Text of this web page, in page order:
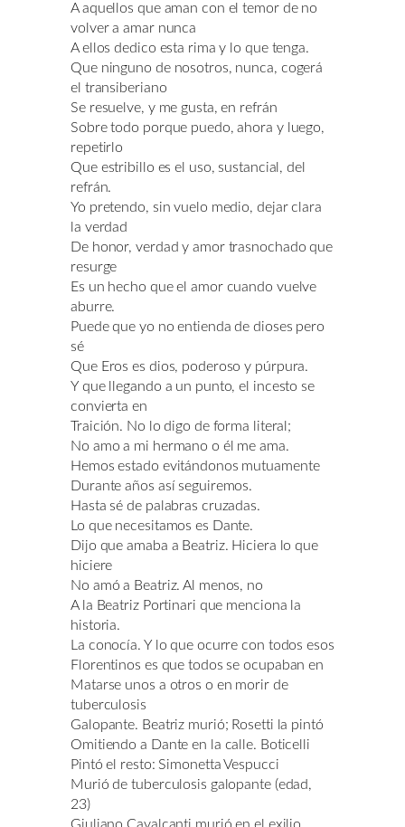
A aquellos que aman con el temor de no
volver a amar nunca
A ellos dedico esta rima y lo que tenga.
Que ninguno de nosotros, nunca, cogerá
el transiberiano
Se resuelve, y me gusta, en refrán
Sobre todo porque puedo, ahora y luego,
repetirlo
Que estribillo es el uso, sustancial, del
refrán.
Yo pretendo, sin vuelo medio, dejar clara
la verdad
De honor, verdad y amor trasnochado que
resurge
Es un hecho que el amor cuando vuelve
aburre.
Puede que yo no entienda de dioses pero
sé
Que Eros es dios, poderoso y púrpura.
Y que llegando a un punto, el incesto se
convierta en
Traición. No lo digo de forma literal;
No amo a mi hermano o él me ama.
Hemos estado evitándonos mutuamente
Durante años así seguiremos.
Hasta sé de palabras cruzadas.
Lo que necesitamos es Dante.
Dijo que amaba a Beatriz. Hiciera lo que
hiciere
No amó a Beatriz. Al menos, no
A la Beatriz Portinari que menciona la
historia.
La conocía. Y lo que ocurre con todos esos
Florentinos es que todos se ocupaban en
Matarse unos a otros o en morir de
tuberculosis
Galopante. Beatriz murió; Rosetti la pintó
Omitiendo a Dante en la calle. Boticelli
Pintó el resto: Simonetta Vespucci
Murió de tuberculosis galopante (edad,
23)